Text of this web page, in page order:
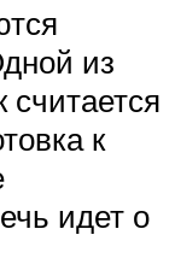
из
к
идет о